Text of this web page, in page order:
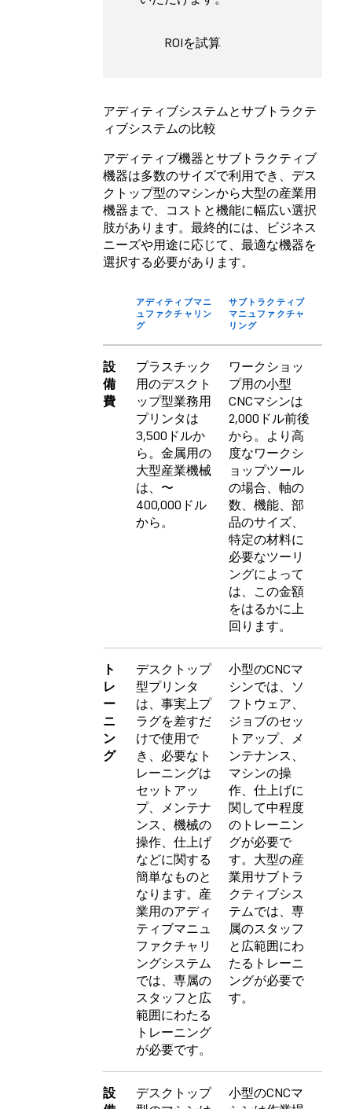
ROIを試算
アディティブシステムとサブトラクテ
ィブシステムの比較
アディティブ機器とサブトラクティブ
機器は多数のサイズで利用でき、デス
クトップ型のマシンから大型の産業用
機器まで、コストと機能に幅広い選択
肢があります。最終的には、ビジネス
ニーズや用途に応じて、最適な機器を
選択する必要があります。
アディティブマニ
ュファクチャリン
グ
サブトラクティブ
マニュファクチャ
リング
設
備
費
プラスチック
用のデスクト
ップ型業務用
プリンタは
3,500ドルか
ら。金属用の
大型産業機械
は、〜
400,000ドル
から。
ワークショッ
プ用の小型
CNCマシンは
2,000ドル前後
から。より高
度なワークシ
ョップツール
の場合、軸の
数、機能、部
品のサイズ、
特定の材料に
必要なツーリ
ングによって
は、この金額
をはるかに上
回ります。
ト
レ
ー
ニ
ン
グ
デスクトップ
型プリンタ
は、事実上プ
ラグを差すだ
けで使用で
き、必要なト
レーニングは
セットアッ
プ、メンテナ
ンス、機械の
操作、仕上げ
などに関する
簡単なものと
なります。産
業用のアディ
ティブマニュ
ファクチャリ
ングシステム
では、専属の
スタッフと広
範囲にわたる
トレーニング
が必要です。
小型のCNCマ
シンでは、ソ
フトウェア、
ジョブのセッ
トアップ、メ
ンテナンス、
マシンの操
作、仕上げに
関して中程度
のトレーニン
グが必要で
す。大型の産
業用サブトラ
クティブシス
テムでは、専
属のスタッフ
と広範囲にわ
たるトレーニ
ングが必要で
す。
設
デスクトップ
小型のCNCマ